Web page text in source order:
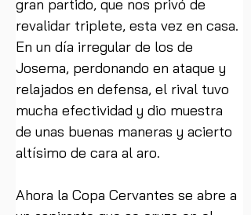
gran partido, que nos privó de
revalidar triplete, esta vez en casa.
En un día irregular de los de
Josema, perdonando en ataque y
relajados en defensa, el rival tuvo
mucha efectividad y dio muestra
de unas buenas maneras y acierto
altísimo de cara al aro.
Ahora la Copa Cervantes se abre a